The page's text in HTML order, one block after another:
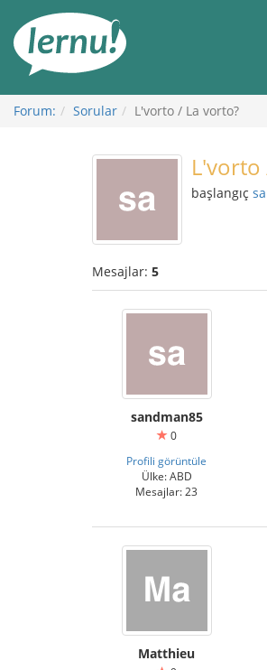
Görüntüleme
Forum: Sorular L'vorto / La vorto?
L'vorto
başlangıç
Mesajlar: 5
sandman85
0
Profili görüntüle
Ülke: ABD
Mesajlar: 23
Matthieu